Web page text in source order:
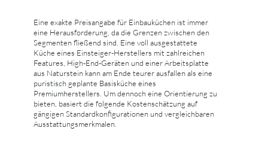
Eine exakte Preisangabe für Einbauküchen ist immer
eine Herausforderung, da die Grenzen zwischen den
Segmenten fließend sind. Eine voll ausgestattete
Küche eines Einsteiger-Herstellers mit zahlreichen
Features, High-End-Geräten und einer Arbeitsplatte
aus Naturstein kann am Ende teurer ausfallen als eine
puristisch geplante Basisküche eines
Premiumherstellers. Um dennoch eine Orientierung zu
bieten, basiert die folgende Kostenschätzung auf
gängigen Standardkonfigurationen und vergleichbaren
Ausstattungsmerkmalen.